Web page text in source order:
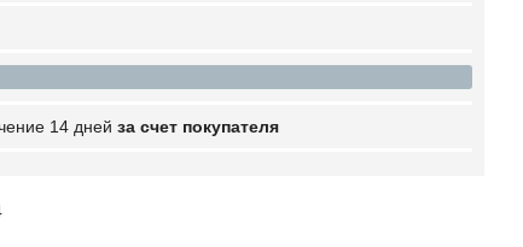
14 дней за счет покупателя